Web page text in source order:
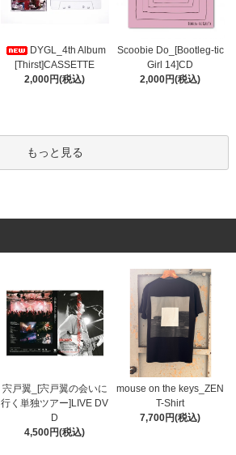
DYGL_4th Album
[Thirst]CASSETTE
2,000円(税込)
Scoobie Do_[Bootleg-tic
Girl 14]CD
2,000円(税込)
もっと見る
宍戸翼_[宍戸翼の会いに
行く単独ツアー]LIVE DV
D
4,500円(税込)
mouse on the keys_ZEN
T-Shirt
7,700円(税込)